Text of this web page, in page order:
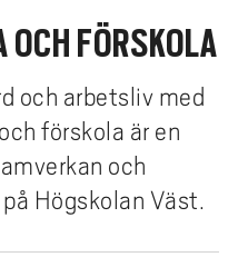
OCH FÖRSKOLA
och arbetsliv med
förskola är en
och
Högskolan Väst.